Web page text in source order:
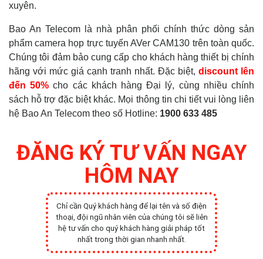
xuyên.
Bao An Telecom là nhà phân phối chính thức dòng sản
phẩm camera họp trực tuyến AVer CAM130 trên toàn quốc.
Chúng tôi đảm bảo cung cấp cho khách hàng thiết bị chính
hãng với mức giá cạnh tranh nhất. Đặc biệt, discount lên
đến 50% cho các khách hàng Đại lý, cùng nhiều chính
sách hỗ trợ đặc biệt khác. Mọi thông tin chi tiết vui lòng liên
hệ Bao An Telecom theo số Hotline: 1900 633 485
ĐĂNG KÝ TƯ VẤN NGAY
HÔM NAY
Chỉ cần Quý khách hàng để lại tên và số điện
thoại, đội ngũ nhân viên của chúng tôi sẽ liên
hệ tư vấn cho quý khách hàng giải pháp tốt
nhất trong thời gian nhanh nhất.